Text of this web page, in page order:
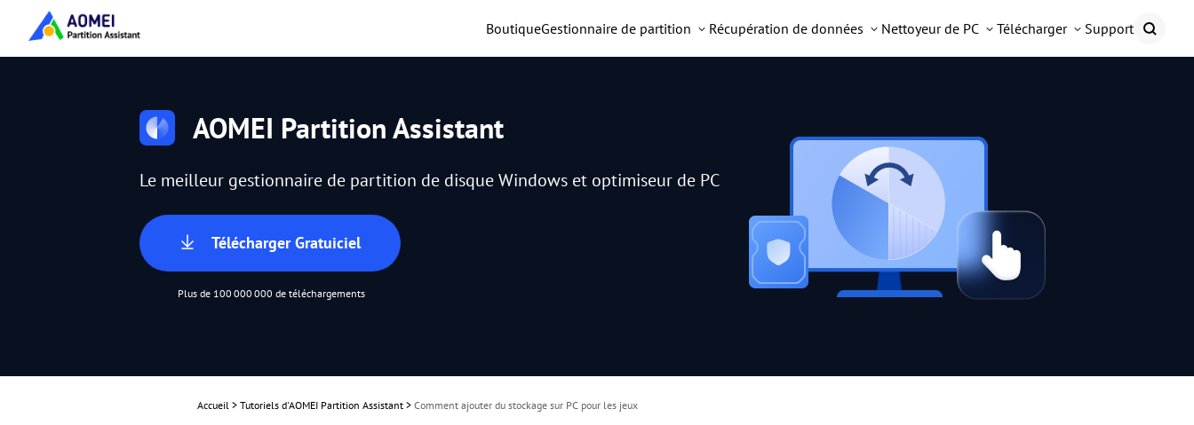
BoutiqueGestionnaire de partition Récupération de données Nettoyeur de PC Télécharger Support
AOMEI Partition Assistant
Le meilleur gestionnaire de partition de disque Windows et optimiseur de PC
Télécharger Gratuiciel
Plus de 100 000 000 de téléchargements
Accueil > Tutoriels d'AOMEI Partition Assistant > Comment ajouter du stockage sur PC pour les jeux